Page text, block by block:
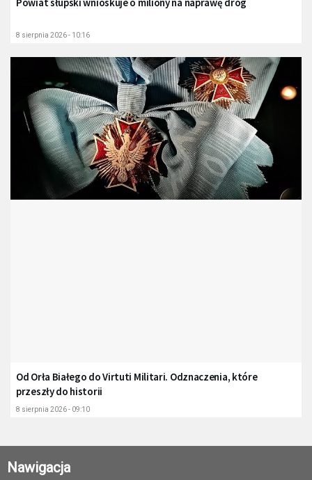
Powiat słupski wnioskuje o miliony na naprawę dróg
8 sierpnia 2026 - 10:16
Od Orła Białego do Virtuti Militari. Odznaczenia, które
przeszły do historii
8 sierpnia 2026 - 09:10
Nawigacja